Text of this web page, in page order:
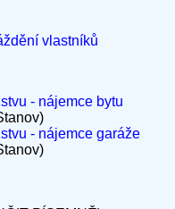
vlastníků
- nájemce bytu
- nájemce garáže